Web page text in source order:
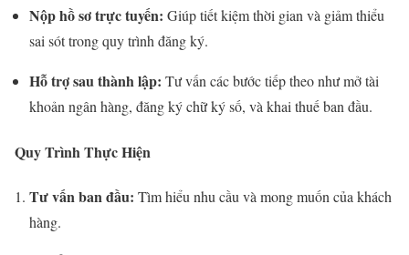
Nộp hồ sơ trực tuyến: Giúp tiết kiệm thời gian và giảm thiểu
sai sót trong quy trình đăng ký.
Hỗ trợ sau thành lập: Tư vấn các bước tiếp theo như mở tài
khoản ngân hàng, đăng ký chữ ký số, và khai thuế ban đầu.
Quy Trình Thực Hiện
Tư vấn ban đầu: Tìm hiểu nhu cầu và mong muốn của khách
hàng.